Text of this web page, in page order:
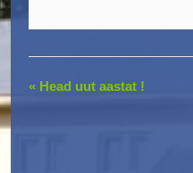
E
« Head uut aastat !